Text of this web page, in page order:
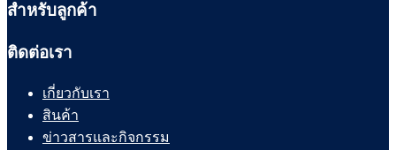
สำหรับลูกค้า
ติดต่อเรา
เกี่ยวกับเรา
สินค้า
ข่าวสารและกิจกรรม